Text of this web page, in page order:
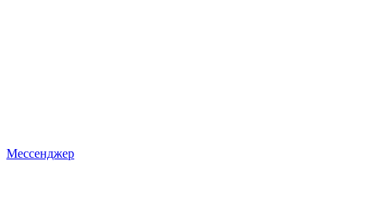
Мессенджер